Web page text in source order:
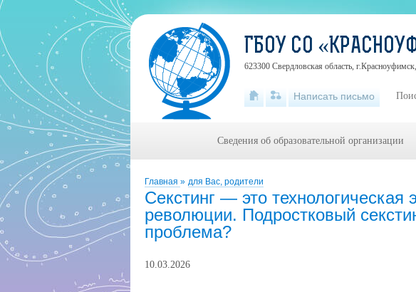
Главная » для Вас, родители
Секстинг — это технологическая
революции. Подростковый
проблема?
10.03.2026
ГБОУ СО
623300 Свердловская область,
Написать письмо
Сведения об образовательной организации